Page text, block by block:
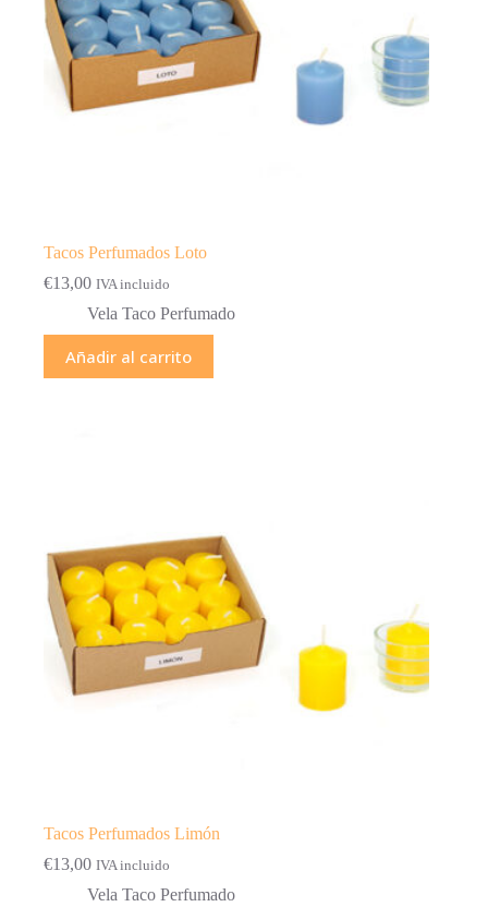
Tacos Perfumados Loto
€13,00 IVA incluido
Vela Taco Perfumado
Añadir al carrito
Tacos Perfumados Limón
€13,00 IVA incluido
Vela Taco Perfumado